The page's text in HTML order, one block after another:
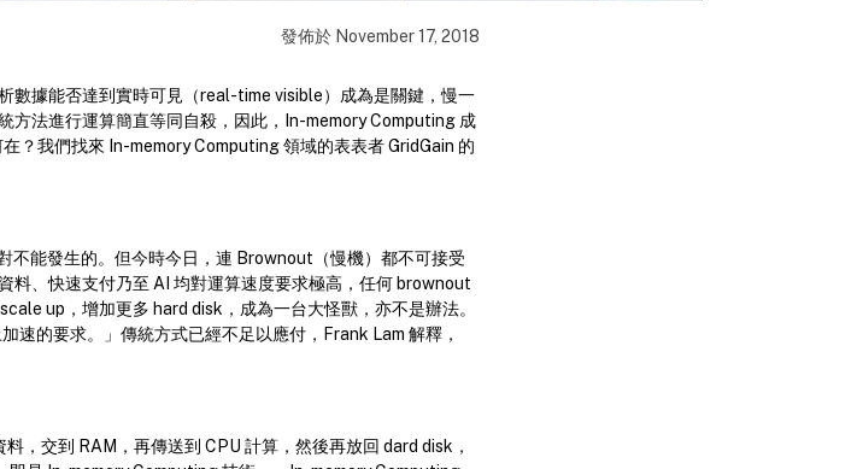
發佈於 November 17, 2018
數據能否達到實時可見（real-time visible）成為是關鍵，慢一
方法進行運算簡直等同自殺，因此，In-memory Computing 成
？我們找來 In-memory Computing 領域的表表者 GridGain 的
不能發生的。但今時今日，連 Brownout（慢機）都不可接受
料、快速支付乃至 AI 均對運算速度要求極高，任何 brownout
up，增加更多 hard disk，成為一台大怪獸，亦不是辦法。
速的要求。」傳統方式已經不足以應付，Frank Lam 解釋，
，交到 RAM，再傳送到 CPU 計算，然後再放回 dard disk，